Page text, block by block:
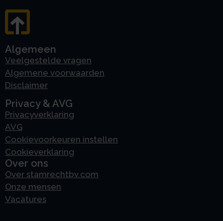
Algemeen
Veelgestelde vragen
Algemene voorwaarden
Disclaimer
Privacy & AVG
Privacyverklaring
AVG
Cookievoorkeuren instellen
Cookieverklaring
Over ons
Over stamrechtbv.com
Onze mensen
Vacatures